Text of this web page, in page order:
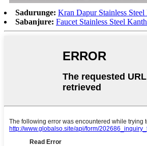
Sadurunge: Kran Dapur Stainless
Sabanjure: Faucet Stainless Steel